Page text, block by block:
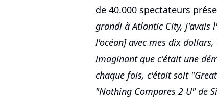
de 40.000 spectateurs
grandi à Atlantic City, j'avais
l'océan] avec mes dix
imaginant que c'était une
chaque fois, c'était soit
"Nothing Compares 2 U" de